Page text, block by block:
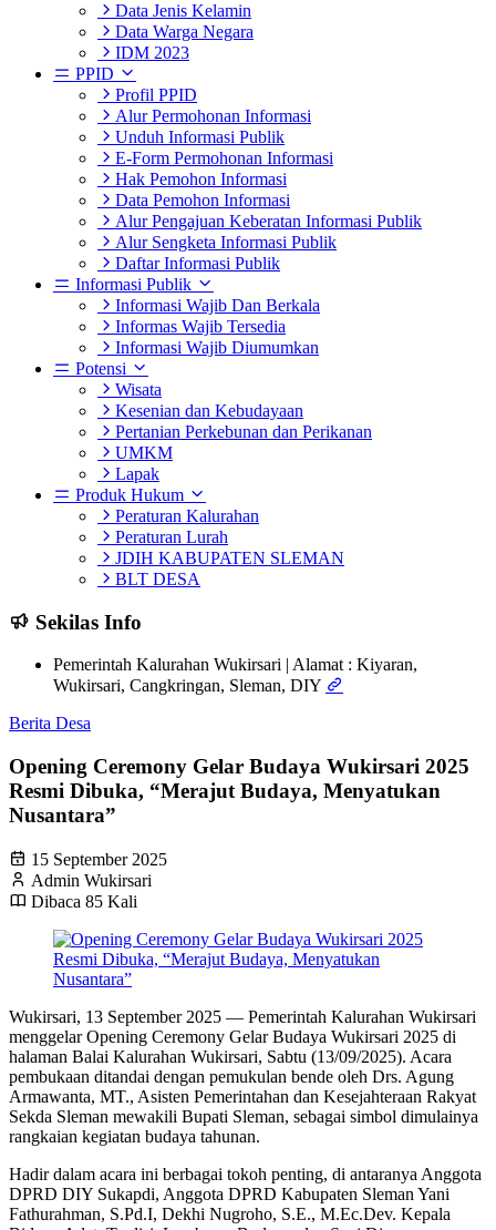
Data Jenis Kelamin
Data Warga Negara
IDM 2023
PPID
Profil PPID
Alur Permohonan Informasi
Unduh Informasi Publik
E-Form Permohonan Informasi
Hak Pemohon Informasi
Data Pemohon Informasi
Alur Pengajuan Keberatan Informasi Publik
Alur Sengketa Informasi Publik
Daftar Informasi Publik
Informasi Publik
Informasi Wajib Dan Berkala
Informas Wajib Tersedia
Informasi Wajib Diumumkan
Potensi
Wisata
Kesenian dan Kebudayaan
Pertanian Perkebunan dan Perikanan
UMKM
Lapak
Produk Hukum
Peraturan Kalurahan
Peraturan Lurah
JDIH KABUPATEN SLEMAN
BLT DESA
Sekilas Info
Pemerintah Kalurahan Wukirsari | Alamat : Kiyaran,
Wukirsari, Cangkringan, Sleman, DIY
Berita Desa
Opening Ceremony Gelar Budaya Wukirsari 2025
Resmi Dibuka, “Merajut Budaya, Menyatukan
Nusantara”
15 September 2025
Admin Wukirsari
Dibaca 85 Kali
Wukirsari, 13 September 2025 — Pemerintah Kalurahan Wukirsari
menggelar Opening Ceremony Gelar Budaya Wukirsari 2025 di
halaman Balai Kalurahan Wukirsari, Sabtu (13/09/2025). Acara
pembukaan ditandai dengan pemukulan bende oleh Drs. Agung
Armawanta, MT., Asisten Pemerintahan dan Kesejahteraan Rakyat
Sekda Sleman mewakili Bupati Sleman, sebagai simbol dimulainya
rangkaian kegiatan budaya tahunan.
Hadir dalam acara ini berbagai tokoh penting, di antaranya Anggota
DPRD DIY Sukapdi, Anggota DPRD Kabupaten Sleman Yani
Fathurahman, S.Pd.I, Dekhi Nugroho, S.E., M.Ec.Dev. Kepala